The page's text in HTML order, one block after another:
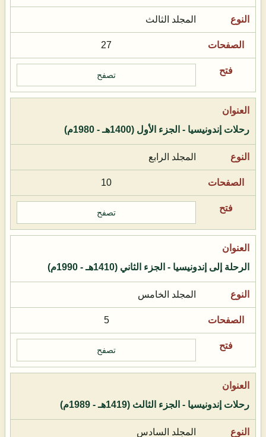
المجلد الثالث
27
تصفح
رحلات إندونيسيا - الجزء الأول (1400هـ - 1980م)
المجلد الرابع
10
تصفح
الرحلة إلى إندونيسيا - الجزء الثاني (1410هـ - 1990م)
المجلد الخامس
5
تصفح
رحلات إندونيسيا - الجزء الثالث (1419هـ - 1989م)
المجلد السادس